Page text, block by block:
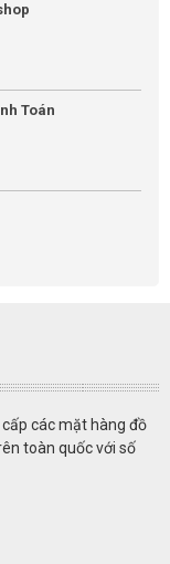
Toán
cấp các mặt hàng đồ
toàn quốc với số